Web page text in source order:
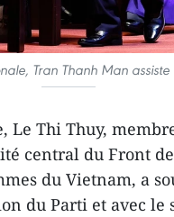
Tran Thanh Man
Le Thi Thuy,
central du Front
du Vietnam, a
du Parti et avec le